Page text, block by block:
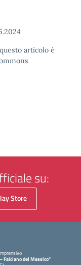
articolo è
su:
Store
Falciano del Massico"